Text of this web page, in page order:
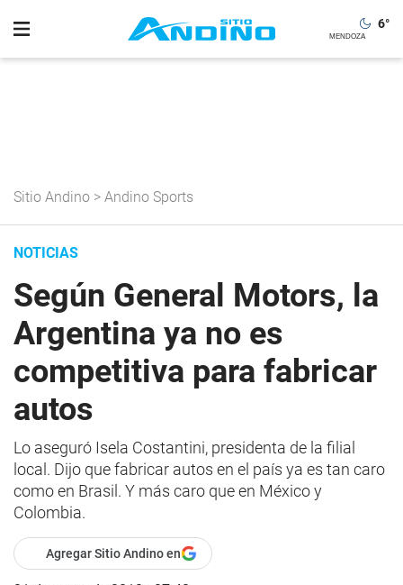
6°
Sitio Andino > Andino Sports
NOTICIAS
Según General Motors, la
Argentina ya no es
competitiva para fabricar
autos
Lo aseguró Isela Costantini, presidenta de la filial
local. Dijo que fabricar autos en el país ya es tan caro
como en Brasil. Y más caro que en México y
Colombia.
Agregar Sitio Andino en